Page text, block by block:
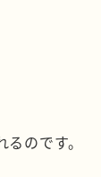
のです。